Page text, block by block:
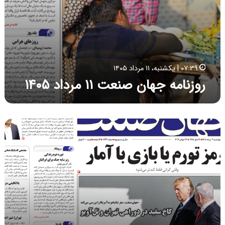
ن
ع
ت
۱
۱
م
ر
د
د
۴
۰
۰۷:۳۹ | یکشنبه، ۱۱ مرداد ۱۴۰۵
روزنامه جهان صنعت ۱۱ مرداد ۱۴۰۵
ر
و
ن
ا
م
ه
ه
ا